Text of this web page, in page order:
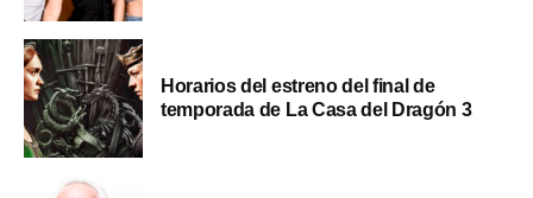
Horarios del estreno del final de
temporada de La Casa del Dragón 3